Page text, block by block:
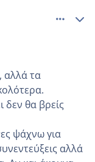
αλλά τα
θα βρείς
ψάχνω για
αλλά